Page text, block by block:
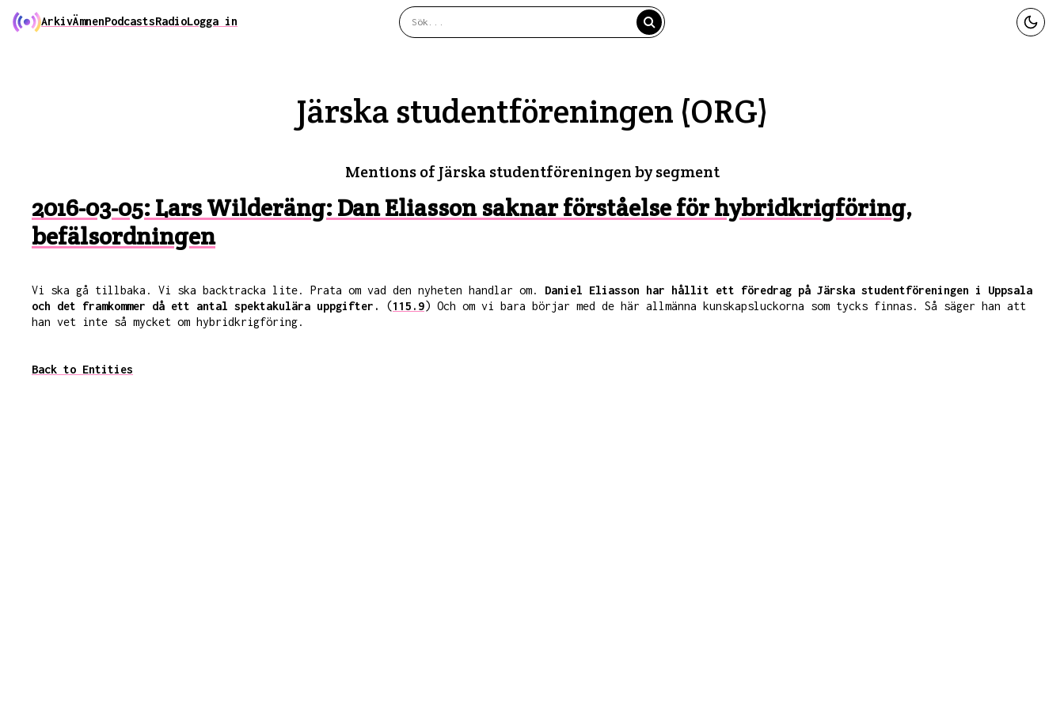
ArkivÄmnenPodcastsRadioLogga in
Järska studentföreningen (ORG)
Mentions of Järska studentföreningen by segment
2016-03-05: Lars Wilderäng: Dan Eliasson saknar förståelse för hybridkrigföring,
befälsordningen
Vi ska gå tillbaka. Vi ska backtracka lite. Prata om vad den nyheten handlar om. Daniel Eliasson har hållit ett föredrag på Järska studentföreningen i Uppsala
och det framkommer då ett antal spektakulära uppgifter.
(115.9) Och om vi bara börjar med de här allmänna kunskapsluckorna som tycks finnas. Så säger han att
han vet inte så mycket om hybridkrigföring.
Back to Entities